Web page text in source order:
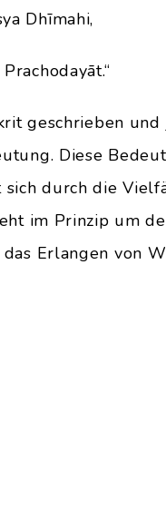
Dhīmahi,
geschrieben
Diese
sich durch die
im Prinzip um
Erlangen von